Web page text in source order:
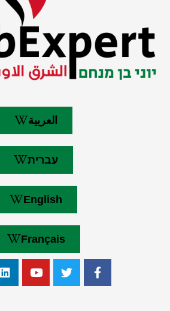
العربية
עברית
English
Français